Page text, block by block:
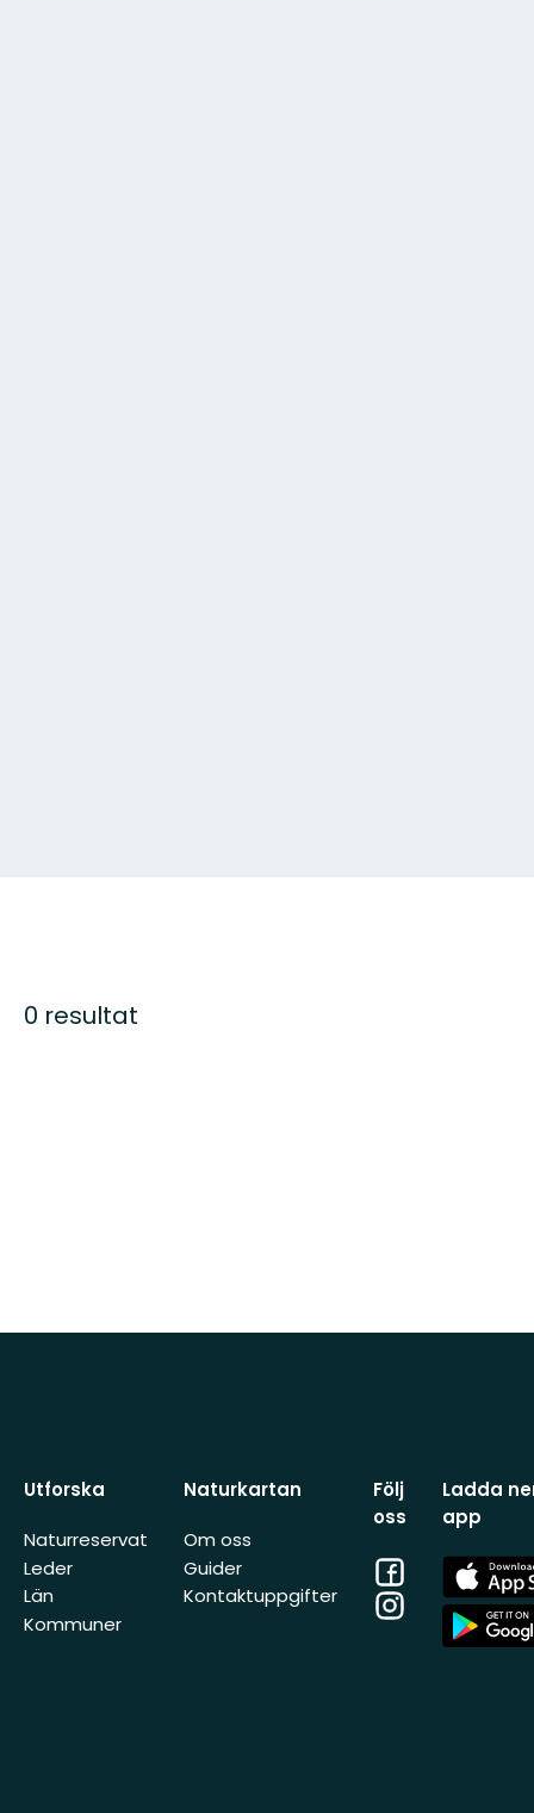
0 resultat
Utforska
Naturreservat
Leder
Län
Kommuner
Naturkartan
Om oss
Guider
Kontaktuppgifter
Följ
oss
Facebook
Instagram
Ladda
app
App
Store
App
Store